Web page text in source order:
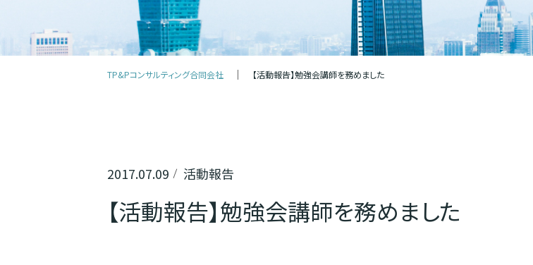
TP&Pコンサルティング合同会社 【活動報告】勉強会講師を務めました
2017.07.09 活動報告
【活動報告】勉強会講師を務めました